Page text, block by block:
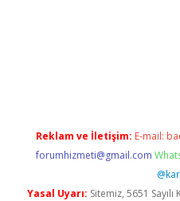
Reklam ve İletişim: E-mail:
forumhizmeti@gmail.com
Yasal Uyarı: Sitemiz, 5651